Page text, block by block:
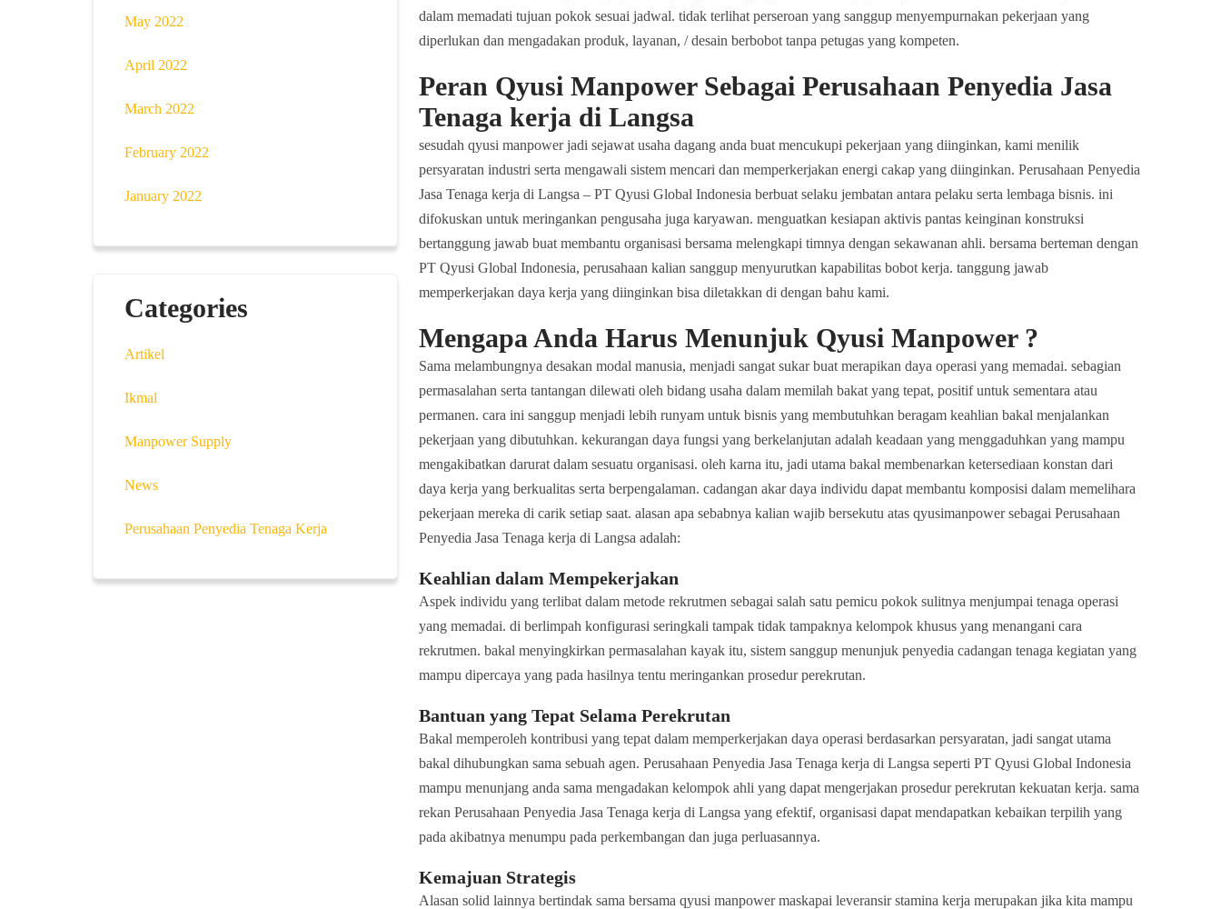
dalam memadati tujuan pokok sesuai jadwal. tidak terlihat perseroan yang sanggup menyempurnakan pekerjaan yang
diperlukan dan mengadakan produk, layanan, / desain berbobot tanpa petugas yang kompeten.
Peran Qyusi Manpower Sebagai Perusahaan Penyedia Jasa
Tenaga kerja di Langsa
sesudah qyusi manpower jadi sejawat usaha dagang anda buat mencukupi pekerjaan yang diinginkan, kami menilik
persyaratan industri serta mengawali sistem mencari dan memperkerjakan energi cakap yang diinginkan. Perusahaan Penyedia
Jasa Tenaga kerja di Langsa – PT Qyusi Global Indonesia berbuat selaku jembatan antara pelaku serta lembaga bisnis. ini
difokuskan untuk meringankan pengusaha juga karyawan. menguatkan kesiapan aktivis pantas keinginan konstruksi
bertanggung jawab buat membantu organisasi bersama melengkapi timnya dengan sekawanan ahli. bersama berteman dengan
PT Qyusi Global Indonesia, perusahaan kalian sanggup menyurutkan kapabilitas bobot kerja. tanggung jawab
memperkerjakan daya kerja yang diinginkan bisa diletakkan di dengan bahu kami.
Mengapa Anda Harus Menunjuk Qyusi Manpower ?
Sama melambungnya desakan modal manusia, menjadi sangat sukar buat merapikan daya operasi yang memadai. sebagian
permasalahan serta tantangan dilewati oleh bidang usaha dalam memilah bakat yang tepat, positif untuk sementara atau
permanen. cara ini sanggup menjadi lebih runyam untuk bisnis yang membutuhkan beragam keahlian bakal menjalankan
pekerjaan yang dibutuhkan. kekurangan daya fungsi yang berkelanjutan adalah keadaan yang menggaduhkan yang mampu
mengakibatkan darurat dalam sesuatu organisasi. oleh karna itu, jadi utama bakal membenarkan ketersediaan konstan dari
daya kerja yang berkualitas serta berpengalaman. cadangan akar daya individu dapat membantu komposisi dalam memelihara
pekerjaan mereka di carik setiap saat. alasan apa sebabnya kalian wajib bersekutu atas qyusimanpower sebagai Perusahaan
Penyedia Jasa Tenaga kerja di Langsa adalah:
Keahlian dalam Mempekerjakan
Aspek individu yang terlibat dalam metode rekrutmen sebagai salah satu pemicu pokok sulitnya menjumpai tenaga operasi
yang memadai. di berlimpah konfigurasi seringkali tampak tidak tampaknya kelompok khusus yang menangani cara
rekrutmen. bakal menyingkirkan permasalahan kayak itu, sistem sanggup menunjuk penyedia cadangan tenaga kegiatan yang
mampu dipercaya yang pada hasilnya tentu meringankan prosedur perekrutan.
Bantuan yang Tepat Selama Perekrutan
Bakal memperoleh kontribusi yang tepat dalam memperkerjakan daya operasi berdasarkan persyaratan, jadi sangat utama
bakal dihubungkan sama sebuah agen. Perusahaan Penyedia Jasa Tenaga kerja di Langsa seperti PT Qyusi Global Indonesia
mampu menunjang anda sama mengadakan kelompok ahli yang dapat mengerjakan prosedur perekrutan kekuatan kerja. sama
rekan Perusahaan Penyedia Jasa Tenaga kerja di Langsa yang efektif, organisasi dapat mendapatkan kebaikan terpilih yang
pada akibatnya menumpu pada perkembangan dan juga perluasannya.
Kemajuan Strategis
Alasan solid lainnya bertindak sama bersama qyusi manpower maskapai leveransir stamina kerja merupakan jika kita mampu
May 2022
April 2022
March 2022
February 2022
January 2022
Categories
Artikel
Ikmal
Manpower Supply
News
Perusahaan Penyedia Tenaga Kerja